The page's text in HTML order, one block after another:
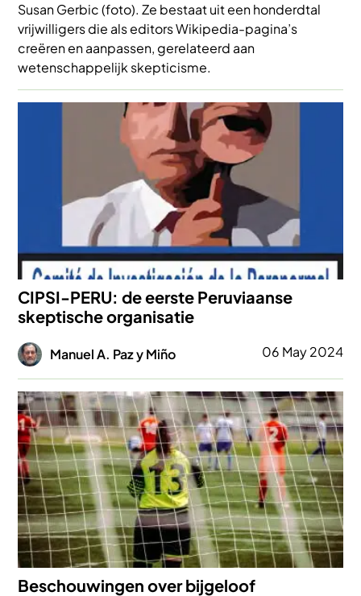
Susan Gerbic (foto). Ze bestaat uit een honderdtal
vrijwilligers die als editors Wikipedia-pagina’s
creëren en aanpassen, gerelateerd aan
wetenschappelijk skepticisme.
CIPSI-PERU: de eerste Peruviaanse
skeptische organisatie
Afbeelding
Manuel A. Paz y Miño 06 May 2024
Afbeelding
Beschouwingen over bijgeloof